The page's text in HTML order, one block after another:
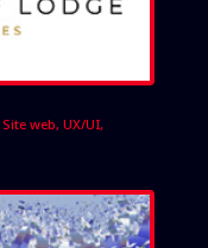
Site web, UX/UI,